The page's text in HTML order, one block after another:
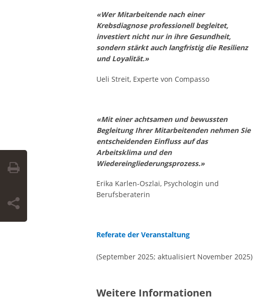
«Wer Mitarbeitende nach einer
Krebsdiagnose professionell begleitet,
investiert nicht nur in ihre Gesundheit,
sondern stärkt auch langfristig die Resilienz
und Loyalität.»
Ueli Streit, Experte von Compasso
«Mit einer achtsamen und bewussten
Begleitung Ihrer Mitarbeitenden nehmen Sie
entscheidenden Einfluss auf das
Arbeitsklima und den
Wiedereingliederungsprozess.»
Erika Karlen-Oszlai, Psychologin und
Berufsberaterin
Referate der Veranstaltung
(September 2025; aktualisiert November 2025)
Weitere Informationen